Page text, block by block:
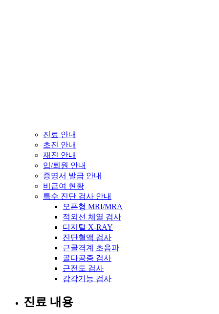
진료 안내
초진 안내
재진 안내
입/퇴원 안내
증명서 발급 안내
비급여 현황
특수 진단 검사 안내
오픈형 MRI/MRA
적외선 체열 검사
디지털 X-RAY
진단혈액 검사
근골격계 초음파
골다공증 검사
근전도 검사
감각기능 검사
진료 내용